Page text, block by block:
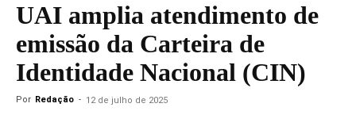
UAI amplia atendimento de
emissão da Carteira de
Identidade Nacional (CIN)
Por Redação - 12 de julho de 2025